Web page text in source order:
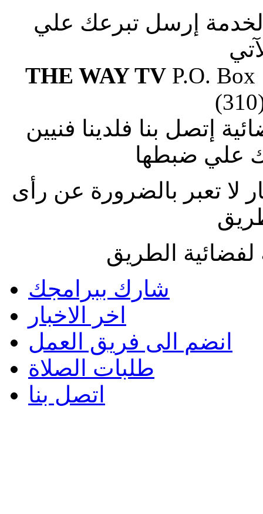
إرسل تبرعك علي
THE WAY TVP.O. Box
إتصل بنا فلدينا فنيين
علي ضبطها
لا تعبر بالضرورة عن رأى
الطريق
شارك ببرامجك
اخر الاخبار
انضم الى فريق العمل
طلبات الصلاة
اتصل بنا